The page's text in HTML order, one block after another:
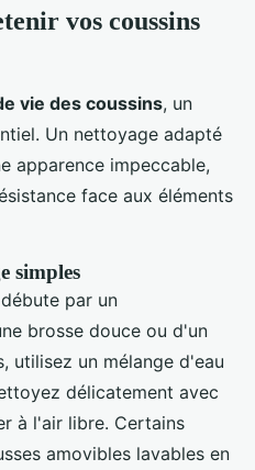
vos coussins
vie des coussins, un
Un nettoyage adapté
apparence impeccable,
face aux éléments
simples
débute par un
brosse douce ou d'un
utilisez un mélange d'eau
délicatement avec
à l'air libre. Certains
amovibles lavables en